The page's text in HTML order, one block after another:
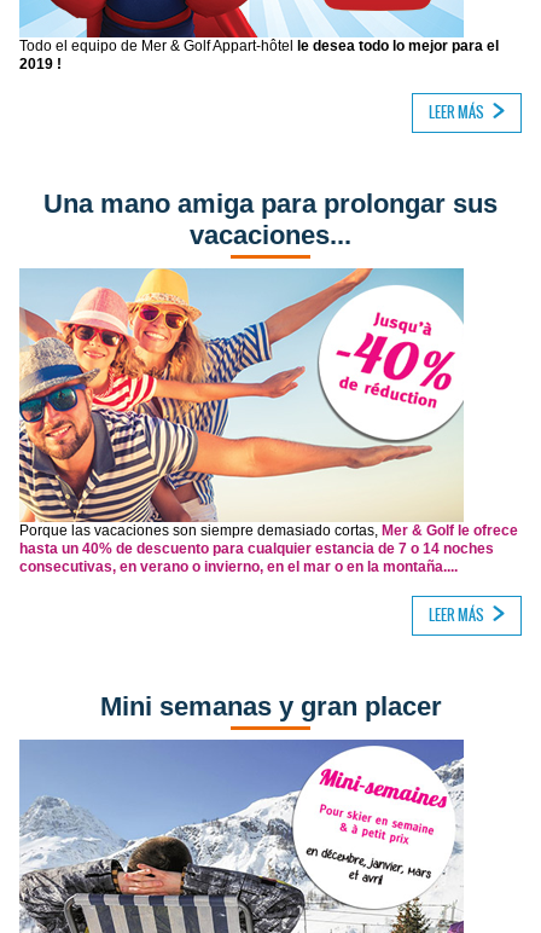
Todo el equipo de Mer & Golf Appart-hôtel le desea todo lo mejor para el
2019 !
LEER MÁS
Una mano amiga para prolongar sus
vacaciones...
Porque las vacaciones son siempre demasiado cortas, Mer & Golf le ofrece
hasta un 40% de descuento para cualquier estancia de 7 o 14 noches
consecutivas, en verano o invierno, en el mar o en la montaña....
LEER MÁS
Mini semanas y gran placer